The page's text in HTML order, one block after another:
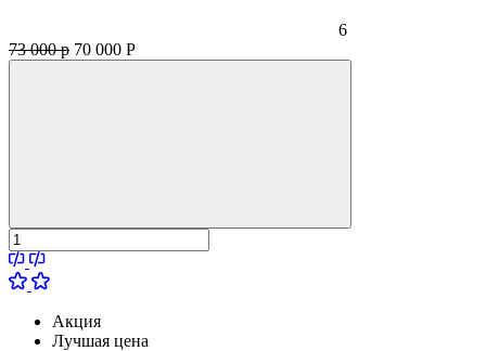
6
73 000 р 70 000 Р
Акция
Лучшая цена